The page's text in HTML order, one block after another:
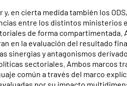
y, en cierta medida también los
entre los distintos ministerios
de forma
en la evaluación del resultado
sinergias y antagonismos
sectoriales. Ambos marcos
común a través del marco